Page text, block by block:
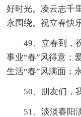
好时光。凌云志千
永围绕。祝立春快
49、立春到，祝
事业“春”风得意；
生活“春”风满面；
50、朋友们，我
51、淡淡春阳淡